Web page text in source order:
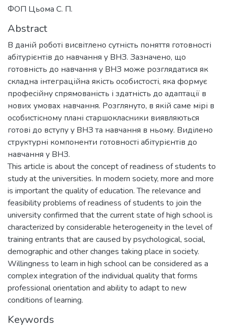
ФОП Цьома С. П.
Abstract
В даній роботі висвітлено сутність поняття готовності
абітурієнтів до навчання у ВНЗ. Зазначено, що
готовність до навчання у ВНЗ може розглядатися як
складна інтеграційна якість особистості, яка формує
професійну спрямованість і здатність до адаптації в
нових умовах навчання. Розглянуто, в якій саме мірі в
особистісному плані старшокласники виявляються
готові до вступу у ВНЗ та навчання в ньому. Виділено
структурні компоненти готовності абітурієнтів до
навчання у ВНЗ.
This article is about the concept of readiness of students to
study at the universities. In modern society, more and more
is important the quality of education. The relevance and
feasibility problems of readiness of students to join the
university confirmed that the current state of high school is
characterized by considerable heterogeneity in the level of
training entrants that are caused by psychological, social,
demographic and other changes taking place in society.
Willingness to learn in high school can be considered as a
complex integration of the individual quality that forms
professional orientation and ability to adapt to new
conditions of learning.
Keywords